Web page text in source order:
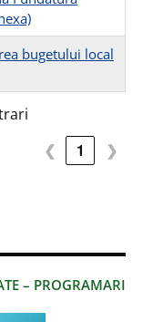
– PROGRAMARI
bugetului local
❮ 1 ❯